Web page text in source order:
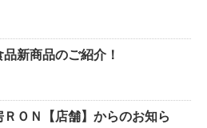
新商品のご紹介！
ＲＯＮ【店舗】からのお知ら